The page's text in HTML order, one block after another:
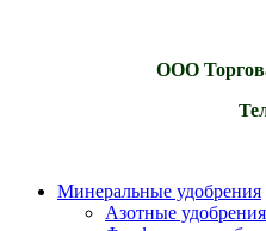
ООО
Минеральные удобрения
Азотные удобрения